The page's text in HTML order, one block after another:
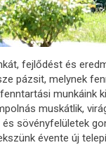
fejlődést és
pázsit, melynek
munkáink
muskátlik,
sövényfelületek
évente új